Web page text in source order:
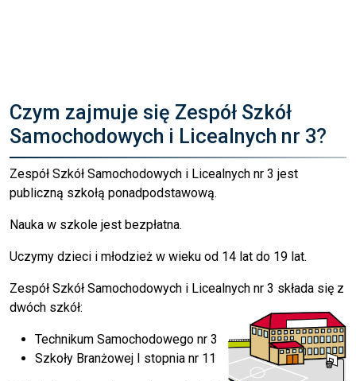
Czym zajmuje się Zespół Szkół
Samochodowych i Licealnych nr 3?
Zespół Szkół Samochodowych i Licealnych nr 3 jest
publiczną szkołą ponadpodstawową.
Nauka w szkole jest bezpłatna.
Uczymy dzieci i młodzież w wieku od 14 lat do 19 lat.
Zespół Szkół Samochodowych i Licealnych nr 3 składa się z
dwóch szkół:
Technikum Samochodowego nr 3
Szkoły Branżowej I stopnia nr 11